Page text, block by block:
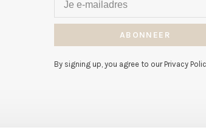
ABONNEER
By signing up, you agree to our Privacy